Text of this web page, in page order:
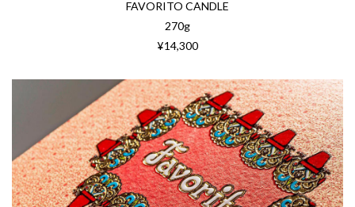
FAVORITO CANDLE
270g
¥14,300